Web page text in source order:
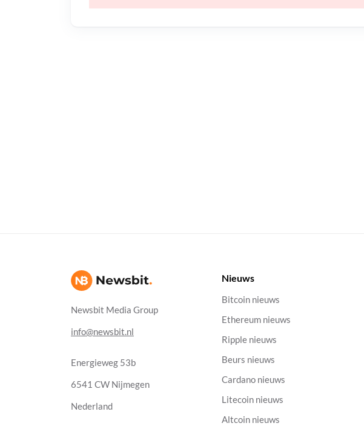
Newsbit Media Group
info@newsbit.nl
Energieweg 53b
6541 CW Nijmegen
Nederland
Nieuws
Bitcoin nieuws
Ethereum nieuws
Ripple nieuws
Beurs nieuws
Cardano nieuws
Litecoin nieuws
Altcoin nieuws